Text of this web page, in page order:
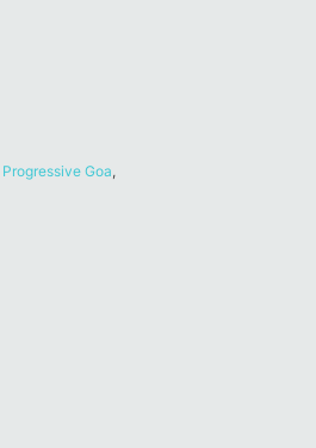
Progressive Goa,